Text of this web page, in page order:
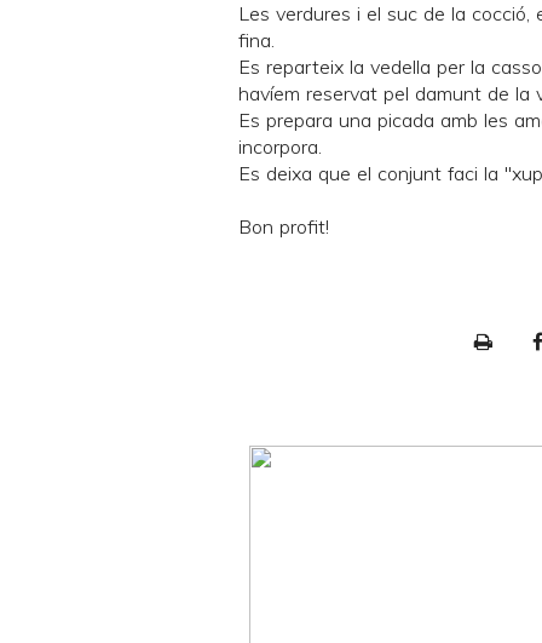
Les verdures i el suc de la
fina.
Es reparteix la vedella per la
havíem reservat pel damunt de la
Es prepara una picada amb les
incorpora.
Es deixa que el conjunt faci la
Bon profit!
n